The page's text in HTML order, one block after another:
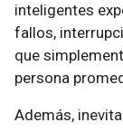
inteligentes
fallos,
que
persona
Además,